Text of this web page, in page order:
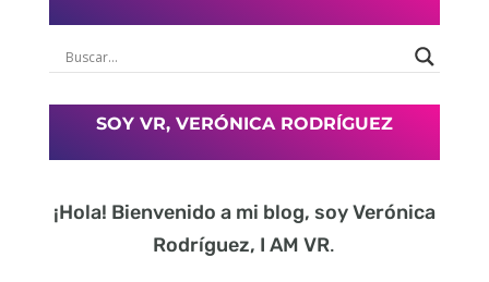
SOY VR, VERÓNICA RODRÍGUEZ
¡Hola! Bienvenido a mi blog, soy Verónica
Rodríguez, I AM VR.